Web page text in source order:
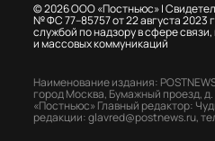
© 2026 ООО «Постньюс» |
№ ФС 77–85757 от 22 августа 2023
службой по надзору в сфере
и массовых коммуникаций
Наименование издания:
город Москва, Бумажный проезд, д.
«Постньюс» Главный редактор:
редакции:glavred@postnews.ru,